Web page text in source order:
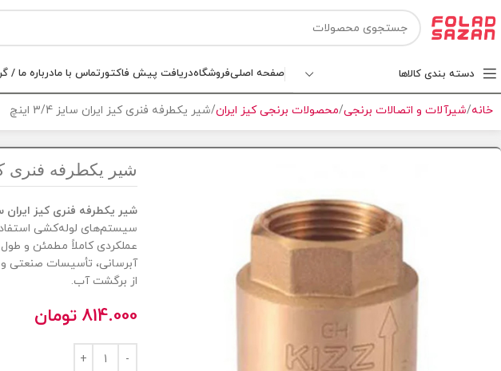
دسته بندی کالاها صفحه اصلیفروشگاهدریافت پیش فاکتورتماس با مادرباره ما /
خانه شیرآلات و اتصالات برنجی محصولات برنجی کیز ایران شیر یکطرفه فنری کیز ایران سایز 3/4 اینچ
شیر یکطرفه فنری کیز
شیر یکطرفه فنری کیز ایران سایز 3/4
سیستم‌های لوله‌کشی
عملکردی کاملاً مطمئن و طول
آبرسانی، تأسیسات صنعتی
از برگشت آب.
814.000 تومان